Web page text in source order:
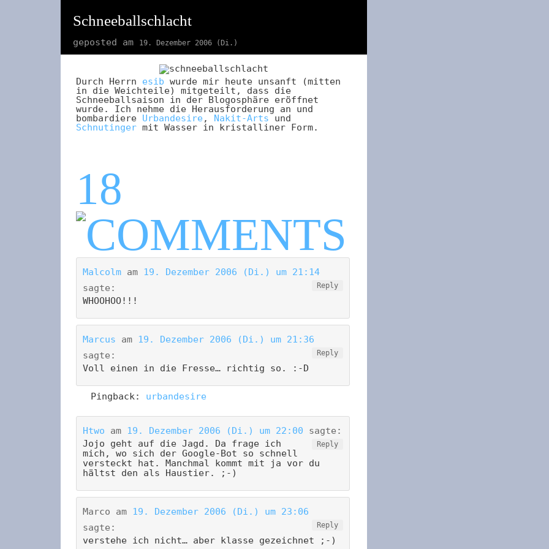
Schneeballschlacht
geposted am 19. Dezember 2006 (Di.)
Durch Herrn esib wurde mir heute unsanft (mitten
in die Weichteile) mitgeteilt, dass die
Schneeballsaison in der Blogosphäre eröffnet
wurde. Ich nehme die Herausforderung an und
bombardiere Urbandesire , Nakit-Arts und
Schnutinger mit Wasser in kristalliner Form.
18
Malcolm am 19. Dezember 2006 (Di.) um 21:14
sagte:
Reply
WHOOHOO!!!
Marcus am 19. Dezember 2006 (Di.) um 21:36
sagte:
Reply
Voll einen in die Fresse… richtig so. :-D
Pingback: urbandesire
Htwo am 19. Dezember 2006 (Di.) um 22:00 sagte:
Reply
Jojo geht auf die Jagd. Da frage ich
mich, wo sich der Google-Bot so schnell
versteckt hat. Manchmal kommt mit ja vor du
hältst den als Haustier. ;-)
Marco am 19. Dezember 2006 (Di.) um 23:06
sagte:
Reply
verstehe ich nicht… aber klasse gezeichnet ;-)